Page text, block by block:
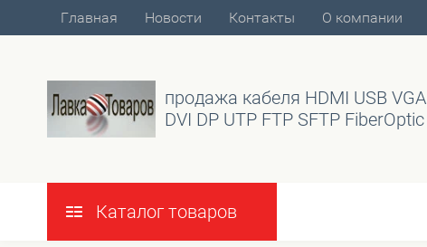
Главная Новости Контакты О компании
продажа кабеля HDMI USB VGA
DVI DP UTP FTP SFTP FiberOptic
Каталог товаров